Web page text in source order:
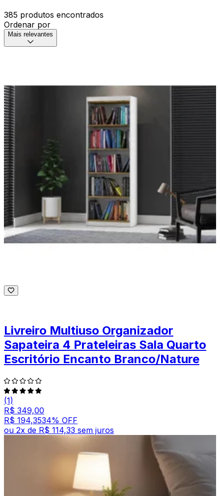
385 produtos encontrados
Ordenar por
Mais relevantes
Livreiro Multiuso Organizador
Sapateira 4 Prateleiras Sala Quarto
Escritório Encanto Branco/Nature
(1)
R$ 349,00
R$ 194,3534% OFF
ou 2x de R$ 114,33 sem juros